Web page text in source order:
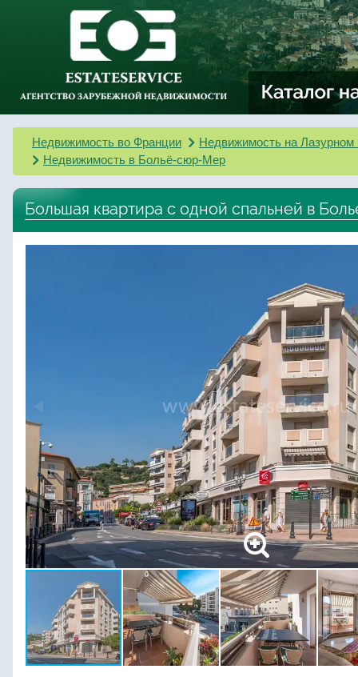
Недвижимость во Франции
Недвижимость на Лазурном
Недвижимость в Больё-сюр-Мер
Большая квартира с одной спальней в